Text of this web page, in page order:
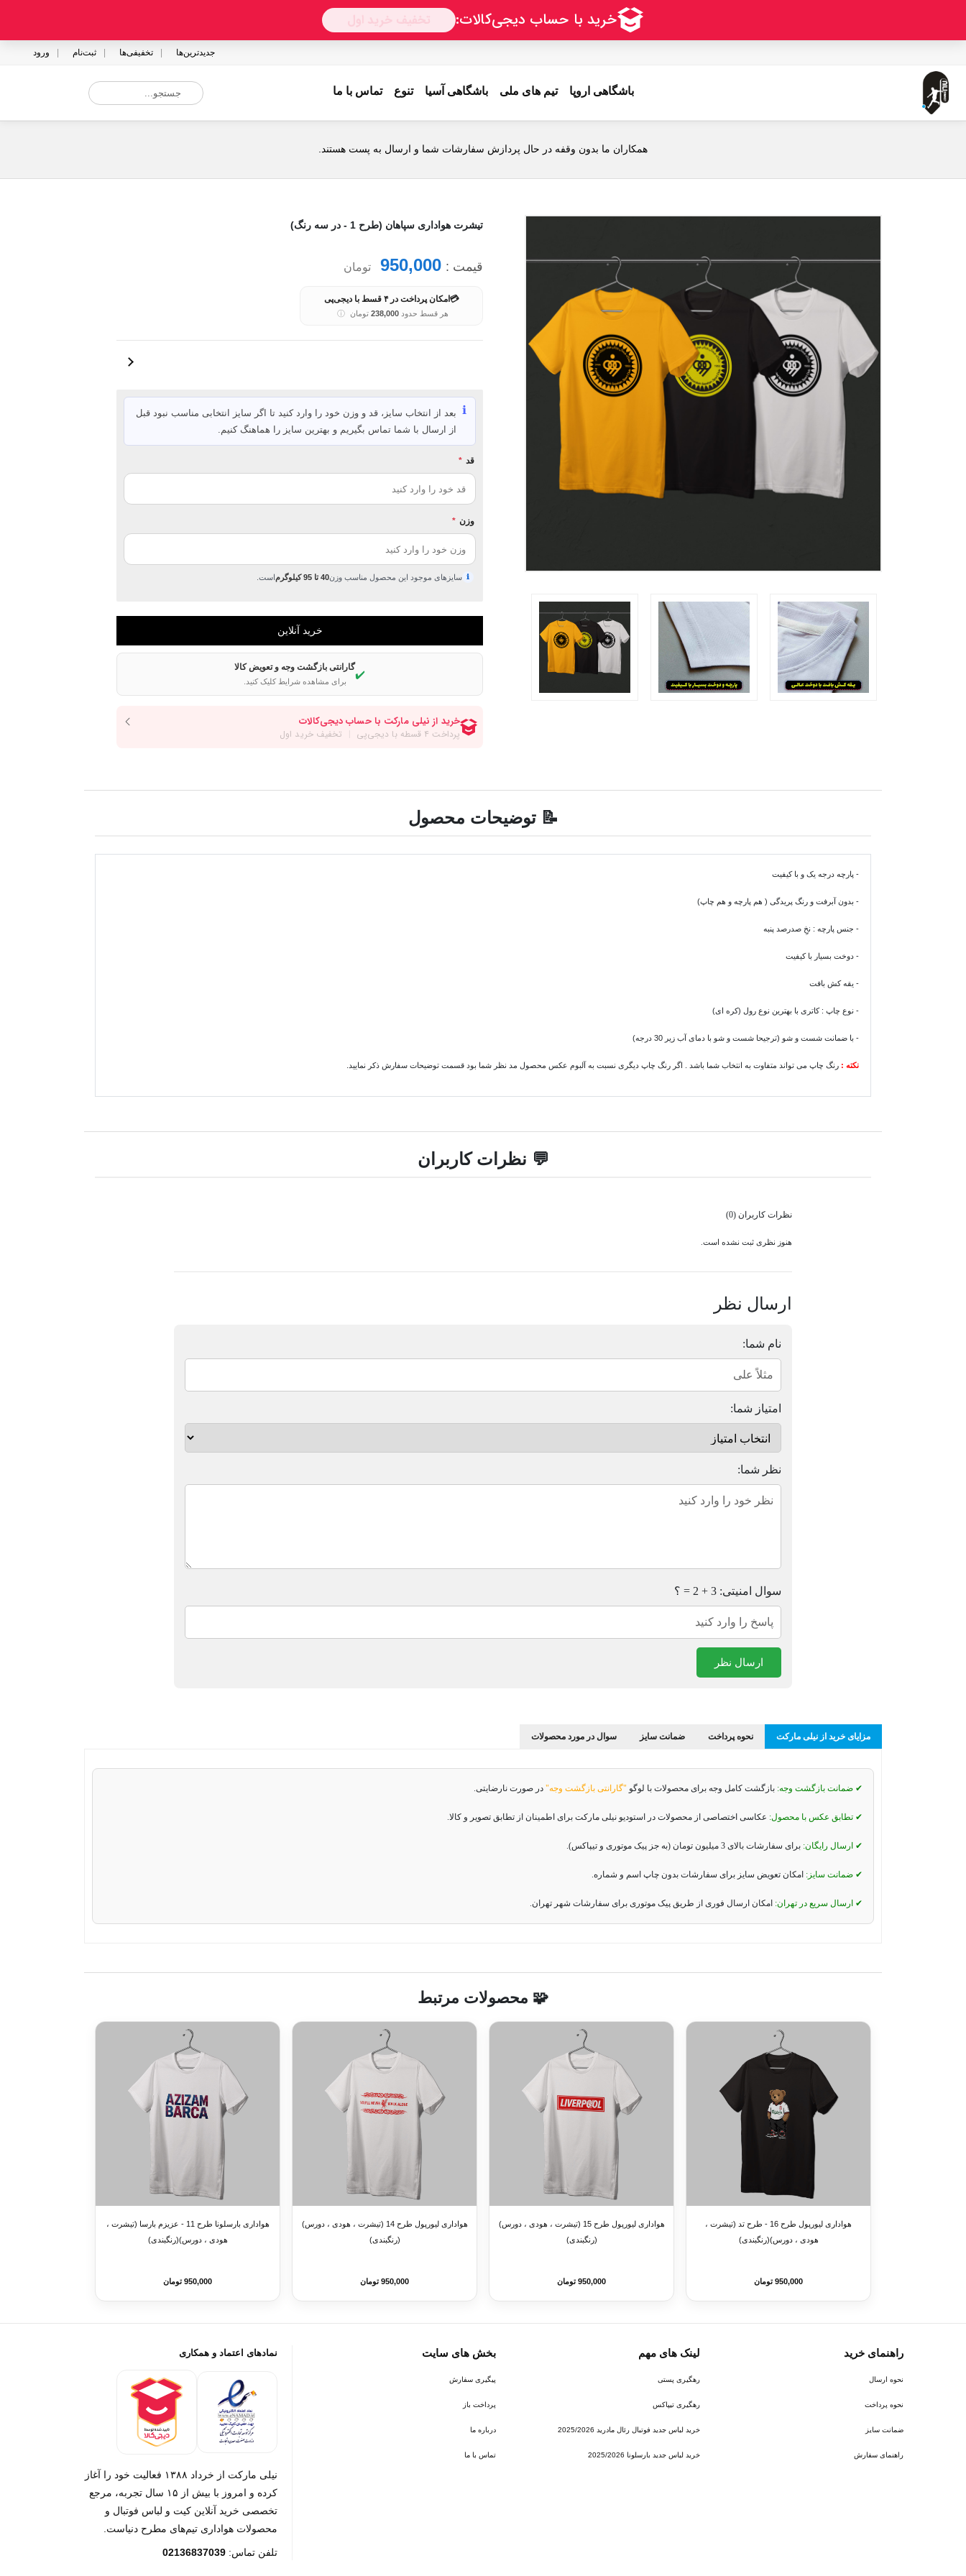
جدیدترین‌ها تخفیفی‌ها ثبت‌نام ورود
باشگاهی اروپا تیم های ملی باشگاهی آسیا تنوع تماس با ما
همکاران ما بدون وقفه در حال پردازش سفارشات شما و ارسال به پست هستند.
تیشرت هواداری سپاهان (طرح 1 - در سه رنگ)
قیمت : 950,000 تومان
💳 امکان پرداخت در ۴ قسط با دیجی‌پی
هر قسط حدود 238,000 تومان ⓘ
ℹ️ بعد از انتخاب سایز، قد و وزن خود را وارد کنید تا اگر سایز انتخابی مناسب نبود قبل
از ارسال با شما تماس بگیریم و بهترین سایز را هماهنگ کنیم.
قد *
وزن *
ℹ سایزهای موجود این محصول مناسب وزن40 تا 95 کیلوگرم است.
✔️
گارانتی بازگشت وجه و تعویض کالا
برای مشاهده شرایط کلیک کنید.
📝 توضیحات محصول
- پارچه درجه یک و با کیفیت
- بدون آبرفت و رنگ پریدگی ( هم پارچه و هم چاپ)
- جنس پارچه : نخِ صدرصد پنبه
- دوخت بسیار با کیفیت
- یقه کش بافت
- نوع چاپ : کاتری با بهترین نوع رول (کره ای)
- با ضمانت شست و شو (ترجیحا شست و شو با دمای آب زیر 30 درجه)
نکته : رنگ چاپ می تواند متفاوت به انتخاب شما باشد . اگر رنگ چاپ دیگری نسبت به آلبوم عکس محصول مد نظر شما بود قسمت توضیحات سفارش ذکر نمایید.
💬 نظرات کاربران
نظرات کاربران (0)
هنوز نظری ثبت نشده است.
ارسال نظر
نام شما:
امتیاز شما:
نظر شما:
سوال امنیتی: 3 + 2 = ؟
ارسال نظر
مزایای خرید از نیلی مارکت نحوه پرداخت ضمانت سایز سوال در مورد محصولات
✔ ضمانت بازگشت وجه: بازگشت کامل وجه برای محصولات با لوگو "گارانتی بازگشت وجه" در صورت نارضایتی.
✔ تطابق عکس با محصول: عکاسی اختصاصی از محصولات در استودیو نیلی مارکت برای اطمینان از تطابق تصویر و کالا.
✔ ارسال رایگان: برای سفارشات بالای 3 میلیون تومان (به جز پیک موتوری و تیپاکس).
✔ ضمانت سایز: امکان تعویض سایز برای سفارشات بدون چاپ اسم و شماره.
✔ ارسال سریع در تهران: امکان ارسال فوری از طریق پیک موتوری برای سفارشات شهر تهران.
🧩 محصولات مرتبط
هواداری لیورپول طرح 16 - طرح تد (تیشرت ،
هودی ، دورس)(رنگبندی)
950,000 تومان
هواداری لیورپول طرح 15 (تیشرت ، هودی ، دورس)
(رنگبندی)
950,000 تومان
هواداری لیورپول طرح 14 (تیشرت ، هودی ، دورس)
(رنگبندی)
950,000 تومان
هواداری بارسلونا طرح 11 - عزیزم بارسا (تیشرت ،
هودی ، دورس)(رنگبندی)
950,000 تومان
راهنمای خرید
نحوه ارسال
نحوه پرداخت
ضمانت سایز
راهنمای سفارش
لینک های مهم
رهگیری پستی
رهگیری تیپاکس
خرید لباس جدید فوتبال رئال مادرید 2025/2026
خرید لباس جدید بارسلونا 2025/2026
بخش های سایت
پیگیری سفارش
پرداخت باز
درباره ما
تماس با ما
نمادهای اعتماد و همکاری
نیلی مارکت از خرداد ۱۳۸۸ فعالیت خود را آغاز
کرده و امروز با بیش از ۱۵ سال تجربه، مرجع
تخصصی خرید آنلاین کیت و لباس فوتبال و
محصولات هواداری تیم‌های مطرح دنیاست.
تلفن تماس: 02136837039